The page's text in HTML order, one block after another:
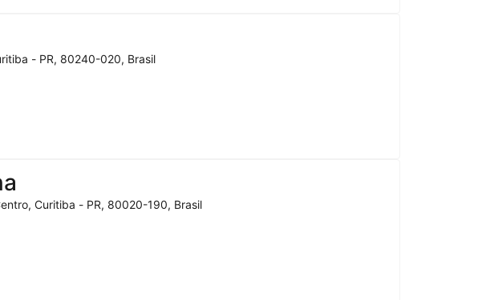
- PR, 80240-020, Brasil
Curitiba - PR, 80020-190, Brasil